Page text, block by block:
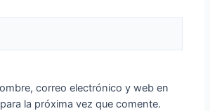
correo electrónico y web en
la próxima vez que comente.